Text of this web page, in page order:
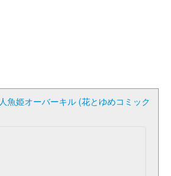
人魚姫オーバーキル (花とゆめコミック